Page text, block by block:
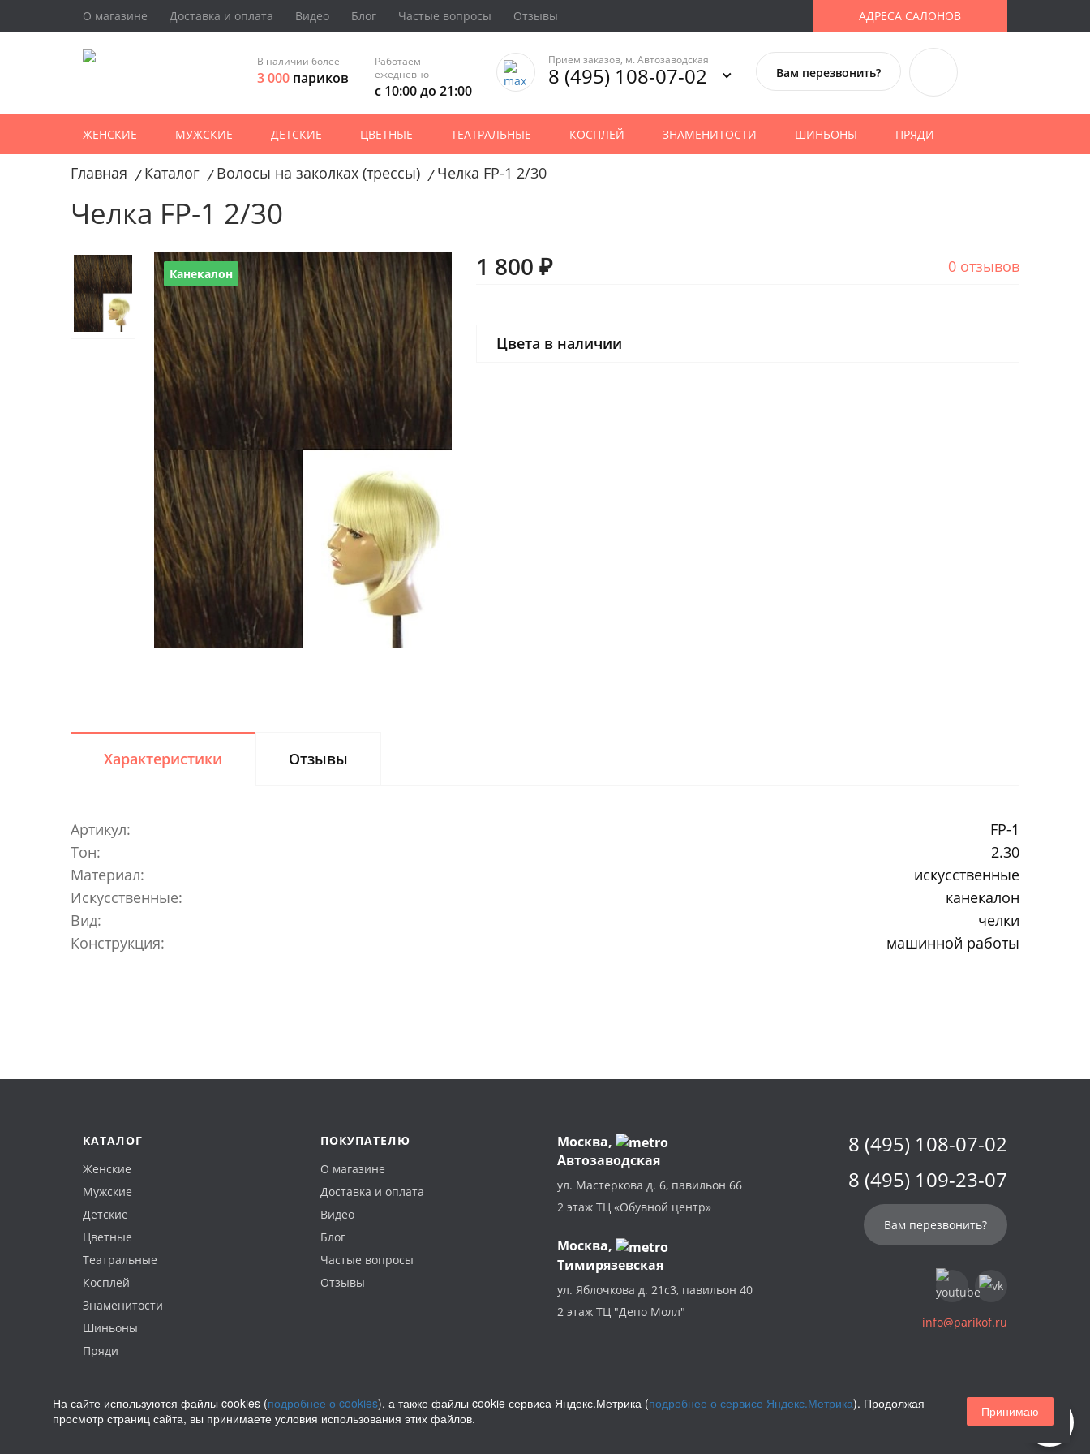
О магазине Доставка и оплата Видео Блог Частые вопросы Отзывы АДРЕСА САЛОНОВ
В наличии более
3 000 париков
Работаем
ежедневно
с 10:00 до 21:00
Прием заказов, м. Автозаводская
8 (495) 108-07-02 Вам перезвонить?
ЖЕНСКИЕ МУЖСКИЕ ДЕТСКИЕ ЦВЕТНЫЕ ТЕАТРАЛЬНЫЕ КОСПЛЕЙ ЗНАМЕНИТОСТИ ШИНЬОНЫ ПРЯДИ
Главная / Каталог / Волосы на заколках (трессы) / Челка FP-1 2/30
Челка FP-1 2/30
Канекалон 1 800 ₽ 0 отзывов
Цвета в наличии
Характеристики Отзывы
Артикул:
FP-1
Тон:
2.30
Материал:
искусственные
Искусственные:
канекалон
Вид:
челки
Конструкция:
машинной работы
КАТАЛОГ
Женские
Мужские
Детские
Цветные
Театральные
Косплей
Знаменитости
Шиньоны
Пряди
ПОКУПАТЕЛЮ
О магазине
Доставка и оплата
Видео
Блог
Частые вопросы
Отзывы
Москва,
Автозаводская
ул. Мастеркова д. 6, павильон 66
2 этаж ТЦ «Обувной центр»
Москва,
Тимирязевская
ул. Яблочкова д. 21с3, павильон 40
2 этаж ТЦ "Депо Молл"
8 (495) 108-07-02
8 (495) 109-23-07
Вам перезвонить?
info@parikof.ru
Политика конфиденциальности Магазин париков — Parikof. 2026
На сайте используются файлы cookies (подробнее о cookies), а также файлы cookie сервиса Яндекс.Метрика (подробнее о сервисе Яндекс.Метрика). Продолжая
просмотр страниц сайта, вы принимаете условия использования этих файлов.
Принимаю